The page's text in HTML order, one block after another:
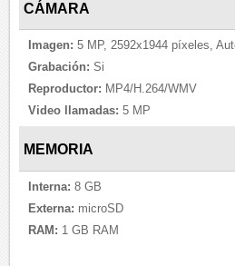
CÁMARA
Imagen: 5 MP, 2592x1944 píxeles,
Grabación: Si
Reproductor: MP4/H.264/WMV
Video llamadas: 5 MP
MEMORIA
Interna: 8 GB
Externa: microSD
RAM: 1 GB RAM